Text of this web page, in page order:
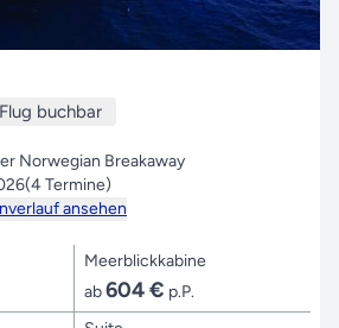
buchbar
Norwegian Breakaway
(4 Termine)
ansehen
Meerblickkabine
ab604 € p.P.